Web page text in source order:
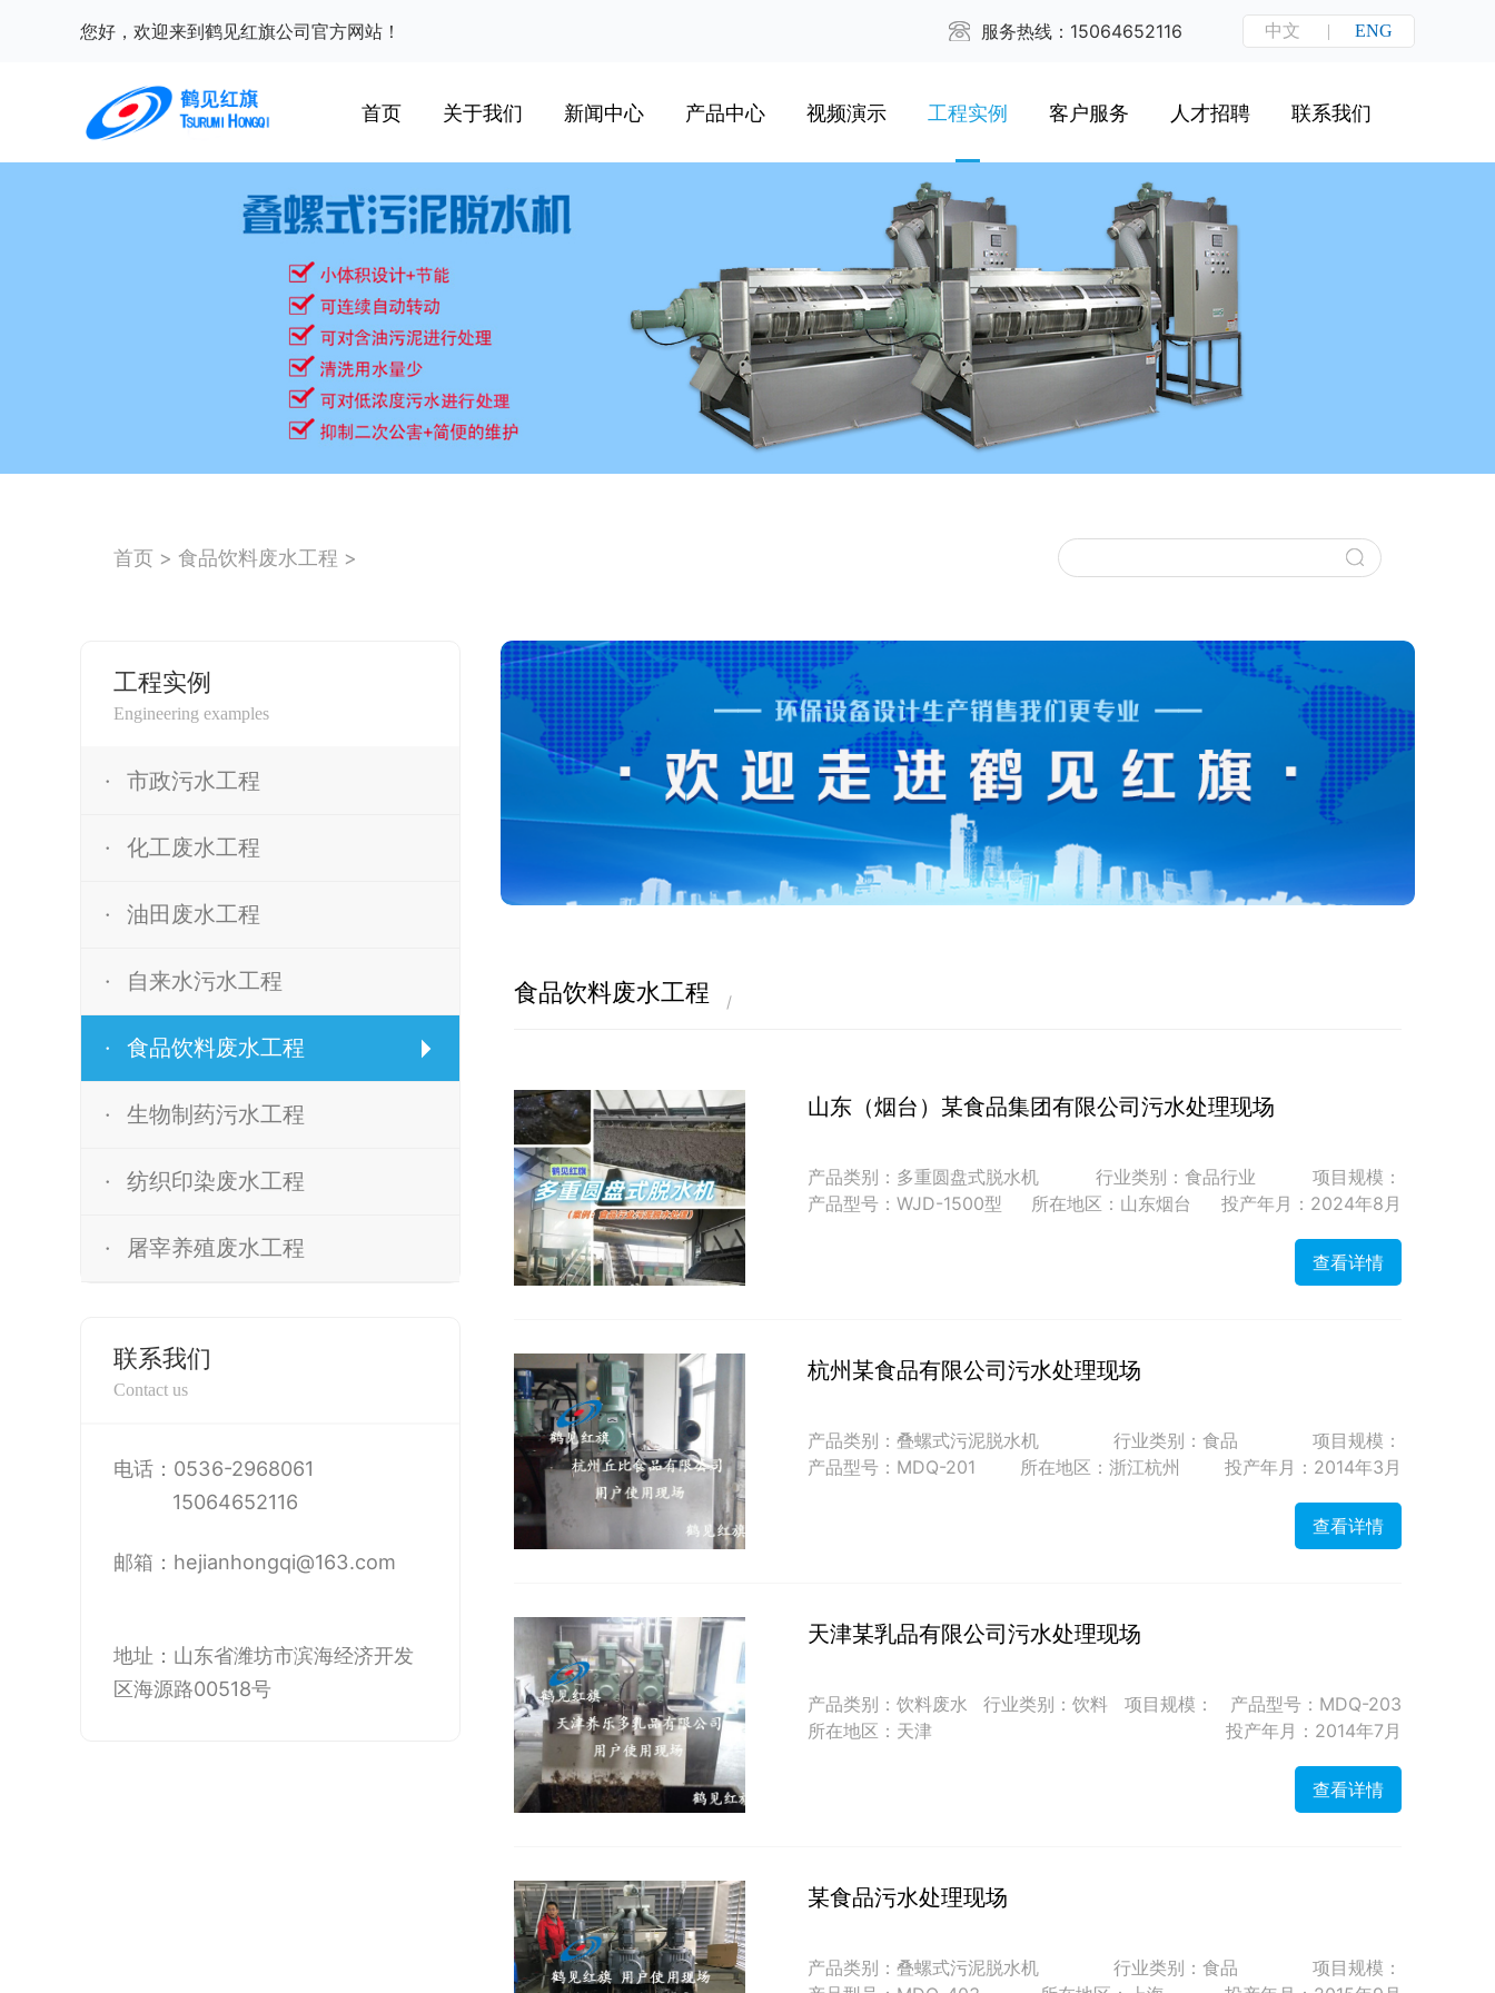
您好，欢迎来到鹤见红旗公司官方网站！ 服务热线：15064652116 中文 | ENG
首页 关于我们
公司简介
领导致辞
资质荣誉
发明专利
新闻中心
综合资讯
公司期刊
产品中心
污泥干燥机
三箱式自动加药机
潜水泵
移动脱水车
环保工程的设计安装
视频演示
设备运作视频
工程实例
市政污水工程
化工废水工程
油田废水工程
自来水污水工程
食品饮料废水工程
生物制药污水工程
客户服务
资料下载
产品选型
售后服务
人才招聘 联系我们
首页 > 食品饮料废水工程 >
工程实例
Engineering examples
· 市政污水工程
· 化工废水工程
· 油田废水工程
· 自来水污水工程
· 食品饮料废水工程
· 生物制药污水工程
· 纺织印染废水工程
· 屠宰养殖废水工程
联系我们
Contact us
电话：0536-2968061
15064652116
邮箱：hejianhongqi@163.com
地址：山东省潍坊市滨海经济开发
区海源路00518号
食品饮料废水工程 /
山东（烟台）某食品集团有限公司污水处理现场
产品类别：多重圆盘式脱水机 行业类别：食品行业
项目规模：
产品型号：WJD-1500型
所在地区：山东烟台 投产年月：2024年8月
查看详情
杭州某食品有限公司污水处理现场
产品类别：叠螺式污泥脱水机 行业类别：食品
项目规模：
产品型号：MDQ-201
所在地区：浙江杭州 投产年月：2014年3月
查看详情
天津某乳品有限公司污水处理现场
产品类别：饮料废水 行业类别：饮料 项目规模：
产品型号：MDQ-203
所在地区：天津
投产年月：2014年7月
查看详情
某食品污水处理现场
产品类别：叠螺式污泥脱水机 行业类别：食品
项目规模：